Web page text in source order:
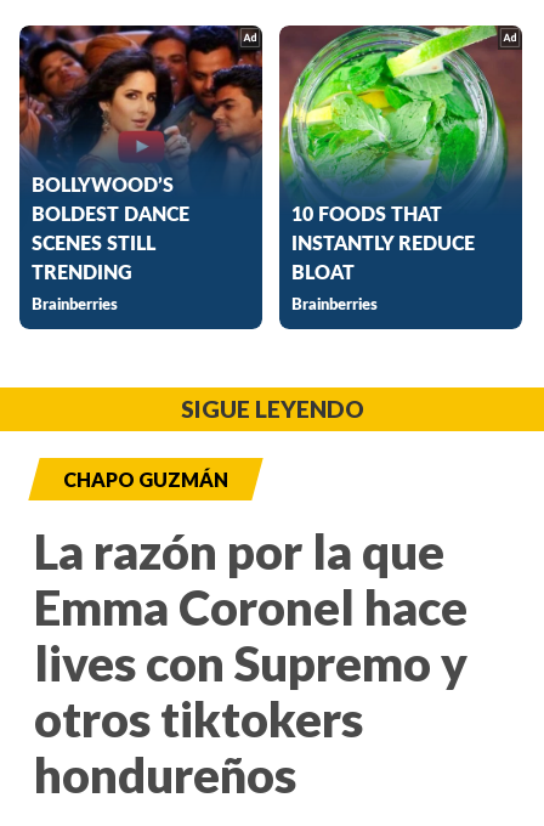
SIGUE LEYENDO
CHAPO GUZMÁN
La razón por la que
Emma Coronel hace
lives con Supremo y
otros tiktokers
hondureños